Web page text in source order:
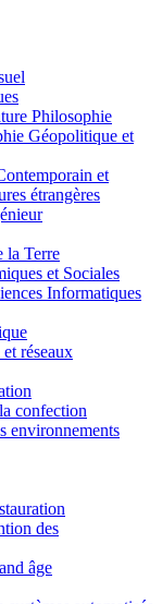
Philosophie
Géopolitique et
et
étrangères
la Terre
et Sociales
Informatiques
réseaux
confection
environnements
des
âge